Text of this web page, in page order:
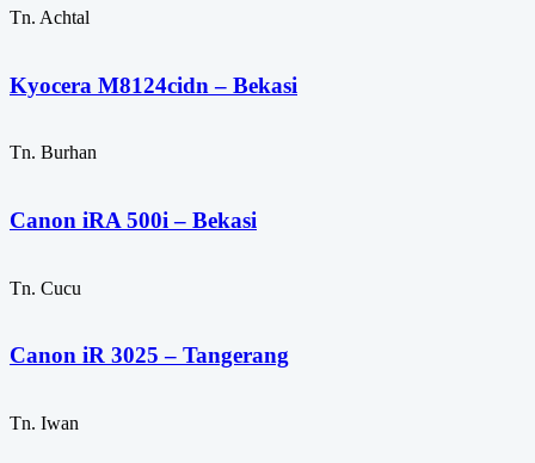
Tn. Achtal
Kyocera M8124cidn – Bekasi
Tn. Burhan
Canon iRA 500i – Bekasi
Tn. Cucu
Canon iR 3025 – Tangerang
Tn. Iwan